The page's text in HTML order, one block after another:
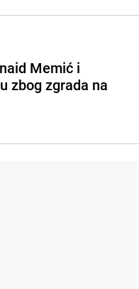
Memić i
zbog zgrada na